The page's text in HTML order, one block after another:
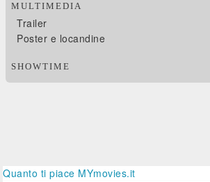
MULTIMEDIA
Trailer
Poster e locandine
SHOWTIME
Quanto ti piace MYmovies.it